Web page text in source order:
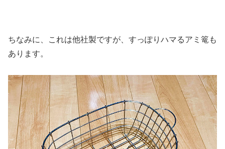
ちなみに、これは他社製ですが、すっぽりハマるアミ篭も
あります。